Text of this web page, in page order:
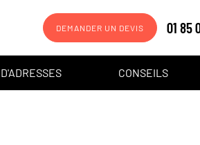
DEMANDER UN DEVIS 01 85
CONSEILS